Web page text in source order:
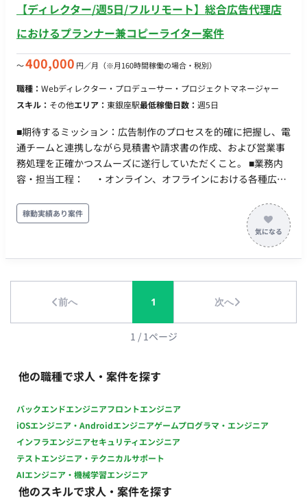
フェーズ2：チャネル拡張と改善施策の実行（次の3ヶ月〜） フ
ェーズ1で見えたボトルネックに対し、改善施策を実行。 デジ
テンツのA/Bテストを実施し、アクティブ率を引き上げるため
ル】 新しい施策の立案から構築・実装までを「1〜2ヶ月単位」
のサイクルで回し、継続的に改善（運用と効果測定）を繰り返
グ： 2週間に1回（進捗共有・次策のすり合わせ） 効果測定・レ
ポーティング： 1〜2ヶ月に1回 ■開発環境 Salesforce ■働き方
・リモート稼働：フルリモート可能 ※出社が出来ると尚可 ・フ
レックス稼働：可能（フルフレックス稼働） ・PC：貸与
PC（Mac）
【ディレクター/週5日/フルリモート】総合広告代理店
におけるプランナー兼コピーライター案件
〜400,000 円／月 （※月160時間稼働の場合・税別）
職種： Webディレクター・プロデューサー・プロジェクトマネージャー
スキル： その他エリア： 東銀座駅最低稼働日数： 週5日
■期待するミッション：広告制作のプロセスを的確に把握し、電
通チームと連携しながら見積書や請求書の作成、および営業事
務処理を正確かつスムーズに遂行していただくこと。 ■業務内
容・担当工程： ・オンライン、オフラインにおける各種広告
への参加（制作過程把握のため） ・大手広告代理店チームと
連携した、最終的な見積書および請求書の作成 ・営業部署に
稼動実績あり案件
前へ 1 次へ
1 / 1ページ
他の職種で求人・案件を探す
バックエンドエンジニアフロントエンジニア
iOSエンジニア・Androidエンジニアゲームプログラマ・エンジニア
インフラエンジニアセキュリティエンジニア
テストエンジニア・テクニカルサポート
AIエンジニア・機械学習エンジニア
他のスキルで求人・案件を探す